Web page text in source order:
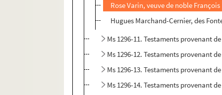
Rose Varin, veuve de noble
Hugues Marchand-Cernier, des
Ms 1296-11. Testaments provenant
Ms 1296-12. Testaments provenant
Ms 1296-13. Testaments provenant
Ms 1296-14. Testaments provenant